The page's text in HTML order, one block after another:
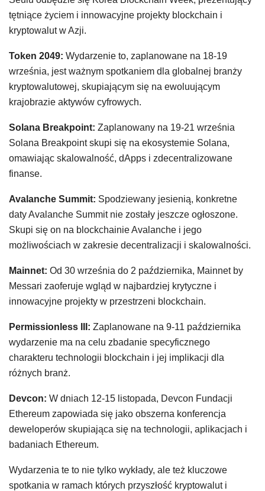
tętniące życiem i innowacyjne projekty blockchain i
kryptowalut w Azji.
Token 2049: Wydarzenie to, zaplanowane na 18-19
września, jest ważnym spotkaniem dla globalnej branży
kryptowalutowej, skupiającym się na ewoluującym
krajobrazie aktywów cyfrowych.
Solana Breakpoint: Zaplanowany na 19-21 września
Solana Breakpoint skupi się na ekosystemie Solana,
omawiając skalowalność, dApps i zdecentralizowane
finanse.
Avalanche Summit: Spodziewany jesienią, konkretne
daty Avalanche Summit nie zostały jeszcze ogłoszone.
Skupi się on na blockchainie Avalanche i jego
możliwościach w zakresie decentralizacji i skalowalności.
Mainnet: Od 30 września do 2 października, Mainnet by
Messari zaoferuje wgląd w najbardziej krytyczne i
innowacyjne projekty w przestrzeni blockchain.
Permissionless III: Zaplanowane na 9-11 października
wydarzenie ma na celu zbadanie specyficznego
charakteru technologii blockchain i jej implikacji dla
różnych branż.
Devcon: W dniach 12-15 listopada, Devcon Fundacji
Ethereum zapowiada się jako obszerna konferencja
deweloperów skupiająca się na technologii, aplikacjach i
badaniach Ethereum.
Wydarzenia te to nie tylko wykłady, ale też kluczowe
spotkania w ramach których przyszłość kryptowalut i